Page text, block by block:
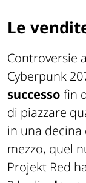
Le
Controversie
Cyberpunk
successo fin
di piazzare
in una
mezzo, quel
Projekt Red